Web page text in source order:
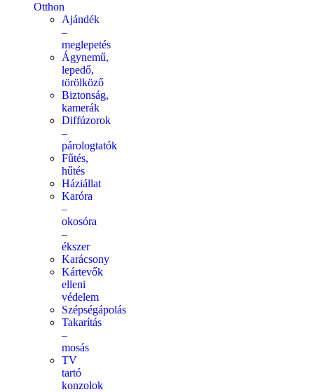
Otthon
Ajándék
–
meglepetés
Ágynemű,
lepedő,
törölköző
Biztonság,
kamerák
Diffúzorok
–
párologtatók
Fűtés,
hűtés
Háziállat
Karóra
–
okosóra
–
ékszer
Karácsony
Kártevők
elleni
védelem
Szépségápolás
Takarítás
–
mosás
TV
tartó
konzolok